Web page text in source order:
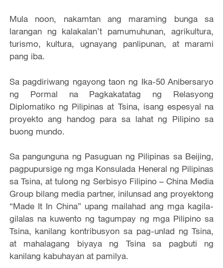
Mula noon, nakamtan ang maraming bunga sa
larangan ng kalakalan’t pamumuhunan, agrikultura,
turismo, kultura, ugnayang panlipunan, at marami
pang iba.
Sa pagdiriwang ngayong taon ng Ika-50 Anibersaryo
ng Pormal na Pagkakatatag ng Relasyong
Diplomatiko ng Pilipinas at Tsina, isang espesyal na
proyekto ang handog para sa lahat ng Pilipino sa
buong mundo.
Sa pangunguna ng Pasuguan ng Pilipinas sa Beijing,
pagpupursige ng mga Konsulada Heneral ng Pilipinas
sa Tsina, at tulong ng Serbisyo Filipino – China Media
Group bilang media partner, inilunsad ang proyektong
“Made It In China” upang mailahad ang mga kagila-
gilalas na kuwento ng tagumpay ng mga Pilipino sa
Tsina, kanilang kontribusyon sa pag-unlad ng Tsina,
at mahalagang biyaya ng Tsina sa pagbuti ng
kanilang kabuhayan at pamilya.